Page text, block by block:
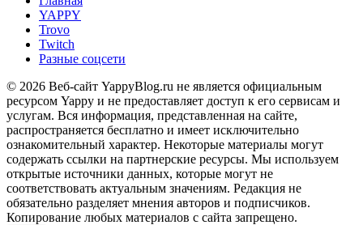
YAPPY
Trovo
Twitch
Разные соцсети
© 2026 Веб-сайт YappyBlog.ru не является официальным
ресурсом Yappy и не предоставляет доступ к его сервисам и
услугам. Вся информация, представленная на сайте,
распространяется бесплатно и имеет исключительно
ознакомительный характер. Некоторые материалы могут
содержать ссылки на партнерские ресурсы. Мы используем
открытые источники данных, которые могут не
соответствовать актуальным значениям. Редакция не
обязательно разделяет мнения авторов и подписчиков.
Копирование любых материалов с сайта запрещено.